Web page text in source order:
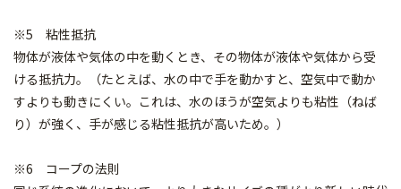
※5 粘性抵抗
物体が液体や気体の中を動くとき、その物体が液体や気体から受
ける抵抗力。（たとえば、水の中で手を動かすと、空気中で動か
すよりも動きにくい。これは、水のほうが空気よりも粘性（ねば
り）が強く、手が感じる粘性抵抗が高いため。）
※6 コープの法則